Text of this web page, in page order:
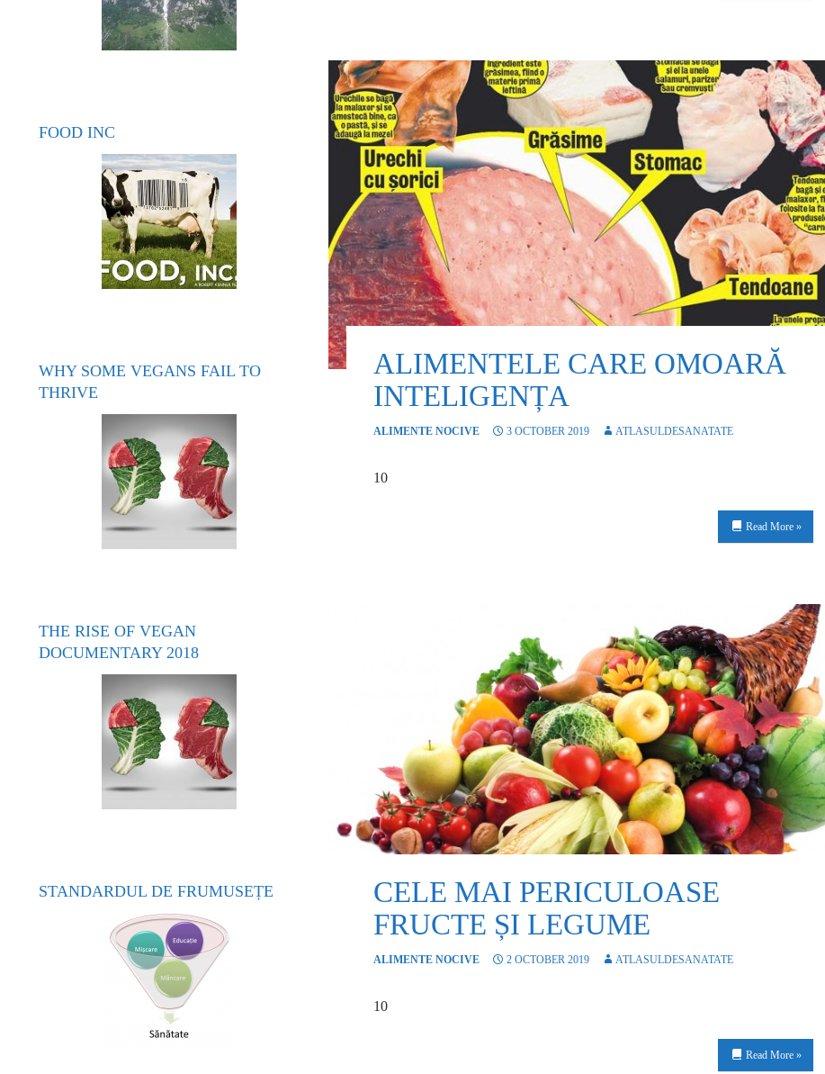
ALIMENTELE CARE OMOARĂ
INTELIGENȚA
ALIMENTE NOCIVE 3 OCTOBER 2019 ATLASULDESANATATE
10
Read More »
CELE MAI PERICULOASE
FRUCTE ȘI LEGUME
ALIMENTE NOCIVE 2 OCTOBER 2019 ATLASULDESANATATE
10
Read More »
FOOD INC
WHY SOME VEGANS FAIL TO
THRIVE
THE RISE OF VEGAN
DOCUMENTARY 2018
STANDARDUL DE FRUMUSEȚE